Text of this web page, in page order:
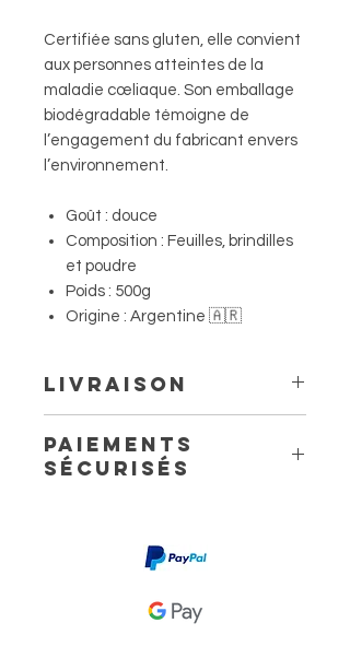
Certifiée sans gluten, elle convient
aux personnes atteintes de la
maladie cœliaque. Son emballage
biodégradable témoigne de
l’engagement du fabricant envers
l’environnement.
Goût : douce
Composition : Feuilles, brindilles
et poudre
Poids : 500g
Origine : Argentine 🇦🇷
Livraison
6.60 €
Livraison en point relais à partir
Paiements
sécurisés